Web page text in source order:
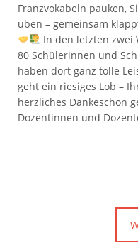
Franzvokabeln pauken,
üben – gemeinsam
In den letzten zwei
80 Schülerinnen und
haben dort ganz tolle
geht ein riesiges Lob –
herzliches Dankeschön
Dozentinnen und